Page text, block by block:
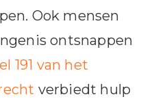
Ook mensen
ontsnappen
191 van het
verbiedt hulp